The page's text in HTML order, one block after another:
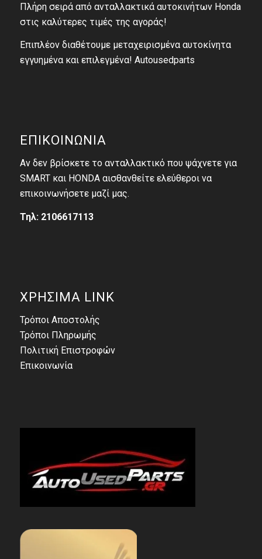
Πλήρη σειρά από ανταλλακτικά αυτοκινήτων Honda
στις καλύτερες τιμές της αγοράς!
Επιπλέον διαθέτουμε μεταχειρισμένα αυτοκίνητα
εγγυημένα και επιλεγμένα! Autousedparts
ΕΠΙΚΟΙΝΩΝΙΑ
Αν δεν βρίσκετε το ανταλλακτικό που ψάχνετε για
SMART και HONDA αισθανθείτε ελεύθεροι να
επικοινωνήσετε μαζί μας.
Τηλ: 2106617113
ΧΡΗΣΙΜΑ LINK
Τρόποι Αποστολής
Τρόποι Πληρωμής
Πολιτική Επιστροφών
Επικοινωνία